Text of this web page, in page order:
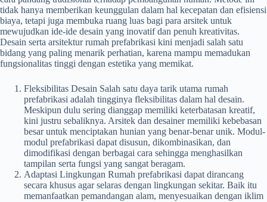
tidak hanya memberikan keunggulan dalam hal kecepatan dan efisiensi
biaya, tetapi juga membuka ruang luas bagi para arsitek untuk
mewujudkan ide-ide desain yang inovatif dan penuh kreativitas.
Desain serta arsitektur rumah prefabrikasi kini menjadi salah satu
bidang yang paling menarik perhatian, karena mampu memadukan
fungsionalitas tinggi dengan estetika yang memikat.
Fleksibilitas Desain Salah satu daya tarik utama rumah
prefabrikasi adalah tingginya fleksibilitas dalam hal desain.
Meskipun dulu sering dianggap memiliki keterbatasan kreatif,
kini justru sebaliknya. Arsitek dan desainer memiliki kebebasan
besar untuk menciptakan hunian yang benar-benar unik. Modul-
modul prefabrikasi dapat disusun, dikombinasikan, dan
dimodifikasi dengan berbagai cara sehingga menghasilkan
tampilan serta fungsi yang sangat beragam.
Adaptasi Lingkungan Rumah prefabrikasi dapat dirancang
secara khusus agar selaras dengan lingkungan sekitar. Baik itu
memanfaatkan pemandangan alam, menyesuaikan dengan iklim